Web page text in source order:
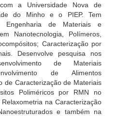
a Universidade Nova de
do Minho e o PIEP. Tem
de Materiais e
Nanotecnologia, Polímeros,
Caracterização por
Desenvolve pesquisa nos
de Materiais
de Alimentos
de Caracterização de Materiais
Poliméricos por RMN no
na Caracterização
e também na